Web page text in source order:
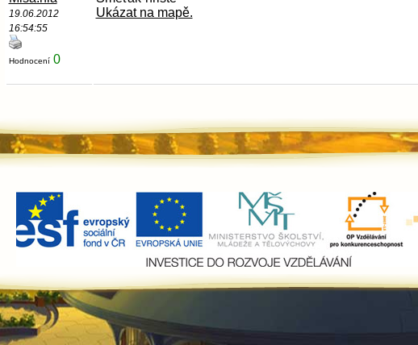
19.06.2012
16:54:55
Hodnocení 0
Ukázat na mapě.